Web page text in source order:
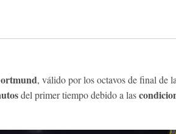
, válido por los octavos de final de la
del primer tiempo debido a las